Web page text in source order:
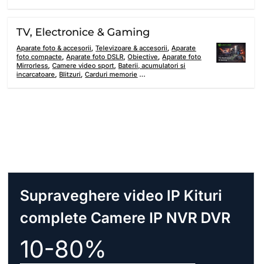
TV, Electronice & Gaming
Aparate foto & accesorii,Televizoare & accesorii,Aparate
foto compacte,Aparate foto DSLR,Obiective,Aparate foto
Mirrorless,Camere video sport, Baterii, acumulatori si
incarcatoare, Blitzuri,Carduri memorie …
Supraveghere video IP Kituri
complete Camere IP NVR DVR
10-80%